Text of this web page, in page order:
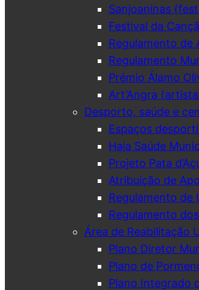
Sanjoaninas
Festival da
Regulamento de
Regulamento
Prémio Álamo
Art’Angra
Desporto, saúde e
Espaços
Haja Saúde
Projeto Pata
Atribuição de
Regulamento de
Regulamento
Área de Reabilitação
Plano Diretor
Plano de
Plano Integrado